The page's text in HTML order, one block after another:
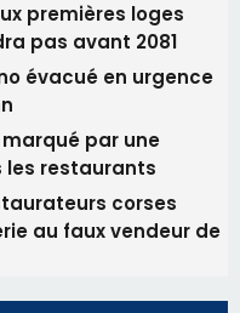
premières loges
pas avant 2081
évacué en urgence
marqué par une
les restaurants
corses
au faux vendeur de